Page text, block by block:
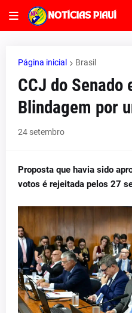
Página inicial Brasil
CCJ do Senado
Blindagem por
24 setembro
Proposta que havia sido
votos é rejeitada pelos 27